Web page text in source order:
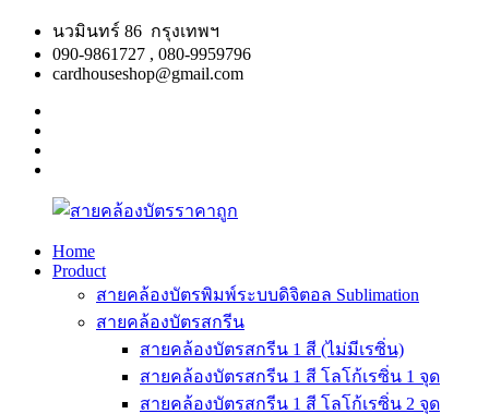
Skip
content
นวมินทร์ 86 กรุงเทพฯ
090-9861727 , 080-9959796
cardhouseshop@gmail.com
สาย
สินค้า
Home
Product
สายคล้องบัตรพิมพ์ระบบดิจิตอล Sublimation
สายคล้องบัตรสกรีน
สายคล้องบัตรสกรีน 1 สี (ไม่มีเรซิ่น)
สายคล้องบัตรสกรีน 1 สี โลโก้เรซิ่น 1 จุด
สายคล้องบัตรสกรีน 1 สี โลโก้เรซิ่น 2 จุด